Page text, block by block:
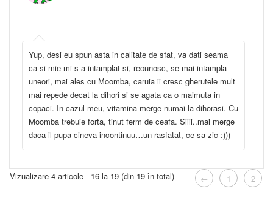
Yup, desi eu spun asta in calitate de sfat, va dati seama
ca si mie mi s-a intamplat si, recunosc, se mai intampla
uneori, mai ales cu Moomba, caruia ii cresc gherutele mult
mai repede decat la dihori si se agata ca o maimuta in
copaci. In cazul meu, vitamina merge numai la dihorasi. Cu
Moomba trebuie forta, tinut ferm de ceafa. Siiii..mai merge
daca il pupa cineva incontinuu…un rasfatat, ce sa zic :)))
Vizualizare 4 articole - 16 la 19 (din 19 în total) ← 1 2